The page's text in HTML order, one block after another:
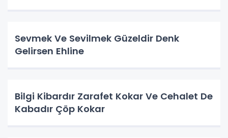
Sevmek Ve Sevilmek Güzeldir Denk
Gelirsen Ehline
Bilgi Kibardır Zarafet Kokar Ve Cehalet De
Kabadır Çöp Kokar